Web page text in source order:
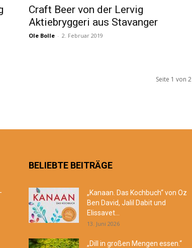
Craft Beer von der Lervig
Aktiebryggeri aus Stavanger
Ole Bolle - 2. Februar 2019
Seite 1 von 2
BELIEBTE BEITRÄGE
„Kanaan. Das Kochbuch“ von Oz
Ben David, Jalil Dabit und
Elissavet...
13. Juni 2026
„Dill in großen Mengen essen.“